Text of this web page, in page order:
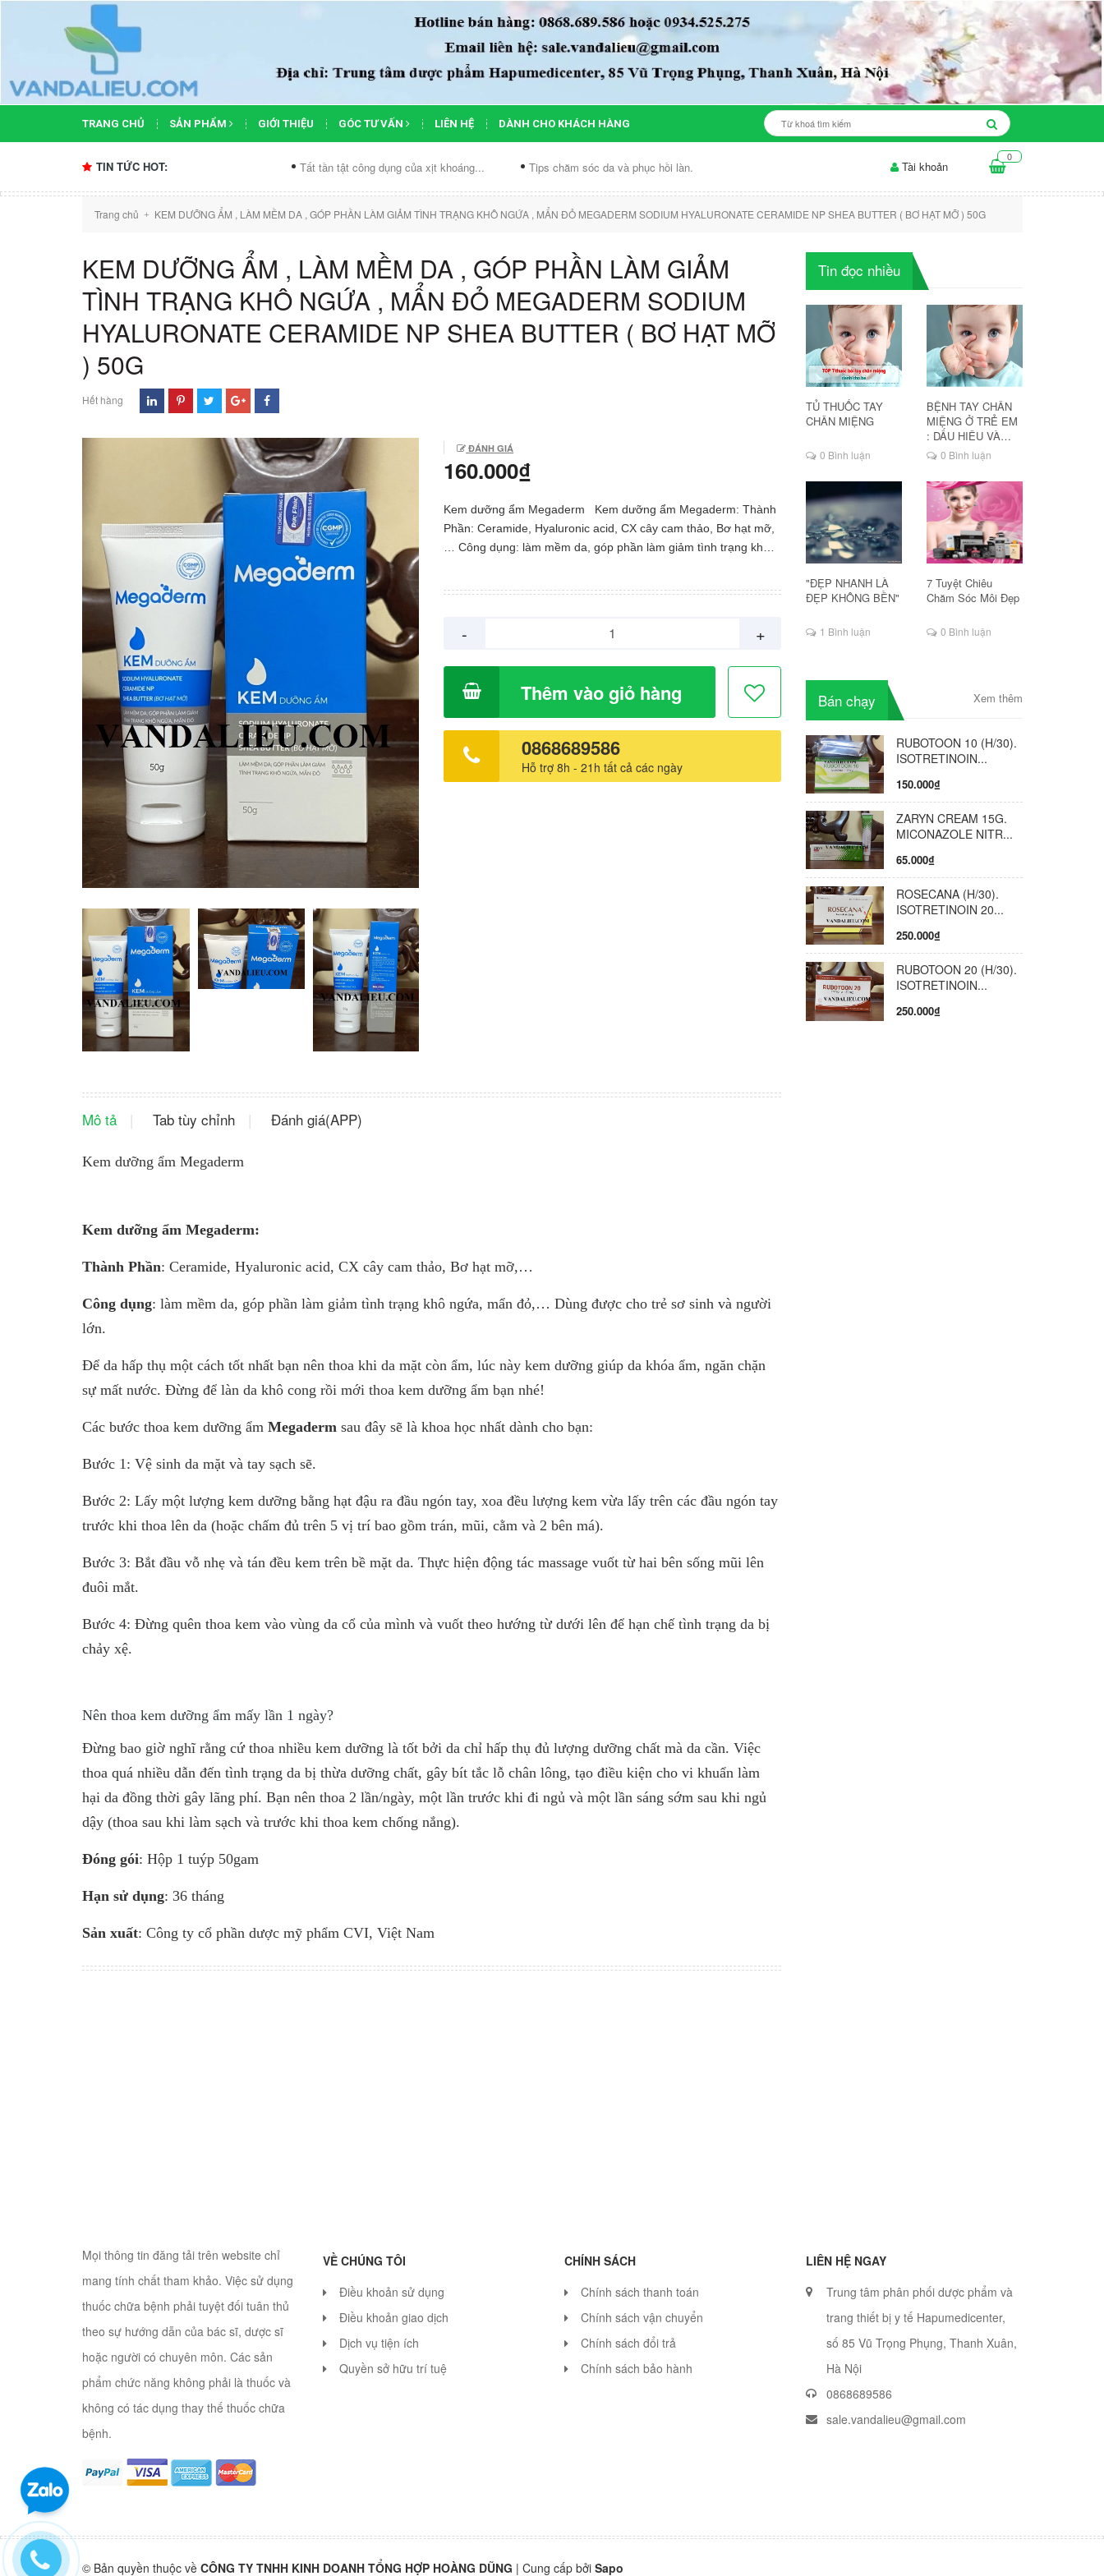
TRANG CHỦ SẢN PHẨM GIỚI THIỆU GÓC TƯ VẤN LIÊN HỆ DÀNH CHO KHÁCH HÀNG
TIN TỨC HOT: Tất tần tật công dụng của xịt khoáng... Tips chăm sóc da và phục hồi làn... Chế độ ăn cho da mụn: những điều... Thời gian để sản phẩm làm trắng da...
0
Tài khoản
Trang chủ + KEM DƯỠNG ẨM , LÀM MỀM DA , GÓP PHẦN LÀM GIẢM TÌNH TRẠNG KHÔ NGỨA , MẨN ĐỎ MEGADERM SODIUM HYALURONATE CERAMIDE NP SHEA BUTTER ( BƠ HẠT MỠ ) 50G
KEM DƯỠNG ẨM , LÀM MỀM DA , GÓP PHẦN LÀM GIẢM
TÌNH TRẠNG KHÔ NGỨA , MẨN ĐỎ MEGADERM SODIUM
HYALURONATE CERAMIDE NP SHEA BUTTER ( BƠ HẠT MỠ
) 50G
Hết hàng
ĐÁNH GIÁ
160.000₫
Kem dưỡng ẩm Megaderm Kem dưỡng ẩm Megaderm: Thành
Phần: Ceramide, Hyaluronic acid, CX cây cam thảo, Bơ hạt mỡ,
… Công dụng: làm mềm da, góp phần làm giảm tình trạng khô
Các bước thoa kem dưỡng ẩm Megaderm sau đây sẽ là khoa
tay, xoa đều lượng kem vừa lấy trên các đầu ngón tay trước khi
thoa lên da (hoặc chấm đủ trên 5 vị trí bao gồm trán, mũi, cằm
và 2 bên má). Bước 3: Bắt đầu vỗ nhẹ và tán đều kem trên bề
mặt da. Thực hiện động tác massage vuốt từ hai bên sống mũi
lên đuôi mắt. Bước 4: Đừng quên thoa kem vào vùng da cổ của
- +
Thêm vào giỏ hàng
0868689586
Hỗ trợ 8h - 21h tất cả các ngày
Mô tả Tab tùy chỉnh Đánh giá(APP)
Kem dưỡng ẩm Megaderm
Kem dưỡng ẩm Megaderm:
Thành Phần: Ceramide, Hyaluronic acid, CX cây cam thảo, Bơ hạt mỡ,…
Công dụng: làm mềm da, góp phần làm giảm tình trạng khô ngứa, mẩn đỏ,… Dùng được cho trẻ sơ sinh và người
lớn.
Để da hấp thụ một cách tốt nhất bạn nên thoa khi da mặt còn ẩm, lúc này kem dưỡng giúp da khóa ẩm, ngăn chặn
sự mất nước. Đừng để làn da khô cong rồi mới thoa kem dưỡng ẩm bạn nhé!
Các bước thoa kem dưỡng ẩm Megaderm sau đây sẽ là khoa học nhất dành cho bạn:
Bước 1: Vệ sinh da mặt và tay sạch sẽ.
Bước 2: Lấy một lượng kem dưỡng bằng hạt đậu ra đầu ngón tay, xoa đều lượng kem vừa lấy trên các đầu ngón tay
trước khi thoa lên da (hoặc chấm đủ trên 5 vị trí bao gồm trán, mũi, cằm và 2 bên má).
Bước 3: Bắt đầu vỗ nhẹ và tán đều kem trên bề mặt da. Thực hiện động tác massage vuốt từ hai bên sống mũi lên
đuôi mắt.
Bước 4: Đừng quên thoa kem vào vùng da cổ của mình và vuốt theo hướng từ dưới lên để hạn chế tình trạng da bị
chảy xệ.
Nên thoa kem dưỡng ẩm mấy lần 1 ngày?
Đừng bao giờ nghĩ rằng cứ thoa nhiều kem dưỡng là tốt bởi da chỉ hấp thụ đủ lượng dưỡng chất mà da cần. Việc
thoa quá nhiều dẫn đến tình trạng da bị thừa dưỡng chất, gây bít tắc lỗ chân lông, tạo điều kiện cho vi khuẩn làm
hại da đồng thời gây lãng phí. Bạn nên thoa 2 lần/ngày, một lần trước khi đi ngủ và một lần sáng sớm sau khi ngủ
dậy (thoa sau khi làm sạch và trước khi thoa kem chống nắng).
Đóng gói: Hộp 1 tuýp 50gam
Hạn sử dụng: 36 tháng
Sản xuất: Công ty cổ phần dược mỹ phẩm CVI, Việt Nam
Tin đọc nhiều
TỦ THUỐC TAY
CHÂN MIỆNG
0 Bình luận
BỆNH TAY CHÂN
MIỆNG Ở TRẺ EM
: DẤU HIỆU VÀ
CÁCH ĐIỀU TRỊ
0 Bình luận
"ĐẸP NHANH LÀ
ĐẸP KHÔNG BỀN"
1 Bình luận
7 Tuyệt Chiêu
Chăm Sóc Môi Đẹp
0 Bình luận
Bán chạy Xem thêm
RUBOTOON 10 (H/30).
ISOTRETINOIN...
150.000₫
ZARYN CREAM 15G.
MICONAZOLE NITR...
65.000₫
ROSECANA (H/30).
ISOTRETINOIN 20...
250.000₫
RUBOTOON 20 (H/30).
ISOTRETINOIN...
250.000₫
Mọi thông tin đăng tải trên website chỉ
mang tính chất tham khảo. Việc sử dụng
thuốc chữa bệnh phải tuyệt đối tuân thủ
theo sự hướng dẫn của bác sĩ, dược sĩ
hoặc người có chuyên môn. Các sản
phẩm chức năng không phải là thuốc và
không có tác dụng thay thế thuốc chữa
bệnh.
VỀ CHÚNG TÔI
Điều khoản sử dụng
Điều khoản giao dịch
Dịch vụ tiện ích
Quyền sở hữu trí tuệ
CHÍNH SÁCH
Chính sách thanh toán
Chính sách vận chuyển
Chính sách đổi trả
Chính sách bảo hành
LIÊN HỆ NGAY
Trung tâm phân phối dược phẩm và
trang thiết bị y tế Hapumedicenter,
số 85 Vũ Trọng Phụng, Thanh Xuân,
Hà Nội
0868689586
sale.vandalieu@gmail.com
© Bản quyền thuộc về CÔNG TY TNHH KINH DOANH TỔNG HỢP HOÀNG DŨNG | Cung cấp bởi Sapo